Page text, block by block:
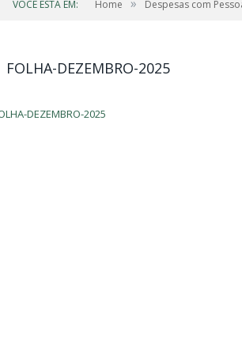
VOCÊ ESTÁ EM: Home Despesas com
FOLHA-DEZEMBRO-2025
DEZEMBRO-2025